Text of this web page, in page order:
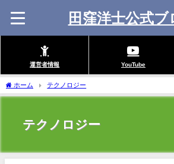
田窪洋士公式ブ
運営者情報 YouTube
ホーム テクノロジー
テクノロジー